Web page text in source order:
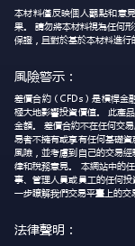
本材料僅反映個人觀點和意
果。 請勿將本材料視為任何
保證，且對於基於本材料進行
風險警示：
差價合約（CFDs）是槓桿金
極大地影響投資價值。 此產
金額。 差價合約不在任何交
易者不擁有或享有任何基礎
風險，並考慮到自己的交易
律和稅務意見。 本網站中的
事、管理人員或員工的任何
一步瞭解我們交易平臺上的交
法律聲明：